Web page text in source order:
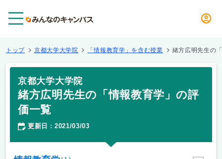
トップ 京都大学大学院 「情報教育学」を含む授業 緒方広明先生の
京都大学大学院
緒方広明先生の「情報教育学」の評
価一覧
更新日 ： 2021/03/03